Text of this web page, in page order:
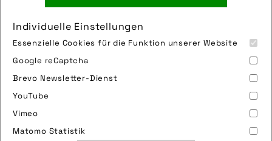
Individuelle Einstellungen
Essenzielle Cookies für die Funktion unserer Website
Google reCaptcha
Brevo Newsletter-Dienst
YouTube
Vimeo
Matomo Statistik
Nutzungsbedingungen
Datenschutz